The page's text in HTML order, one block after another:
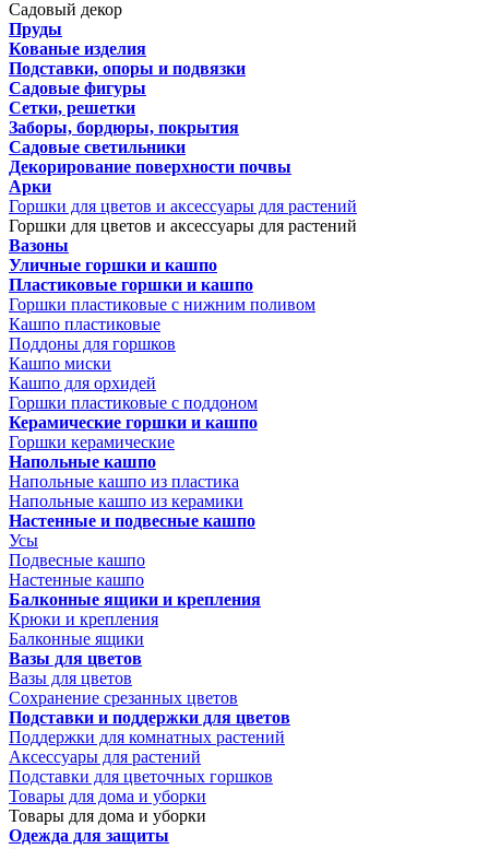
Садовый декор
Пруды
Кованые изделия
Подставки, опоры и подвязки
Садовые фигуры
Сетки, решетки
Заборы, бордюры, покрытия
Садовые светильники
Декорирование поверхности почвы
Арки
Горшки для цветов и аксессуары для растений
Горшки для цветов и аксессуары для растений
Вазоны
Уличные горшки и кашпо
Пластиковые горшки и кашпо
Горшки пластиковые с нижним поливом
Кашпо пластиковые
Поддоны для горшков
Кашпо миски
Кашпо для орхидей
Горшки пластиковые с поддоном
Керамические горшки и кашпо
Горшки керамические
Напольные кашпо
Напольные кашпо из пластика
Напольные кашпо из керамики
Настенные и подвесные кашпо
Усы
Подвесные кашпо
Настенные кашпо
Балконные ящики и крепления
Крюки и крепления
Балконные ящики
Вазы для цветов
Вазы для цветов
Сохранение срезанных цветов
Подставки и поддержки для цветов
Поддержки для комнатных растений
Аксессуары для растений
Подставки для цветочных горшков
Товары для дома и уборки
Товары для дома и уборки
Одежда для защиты